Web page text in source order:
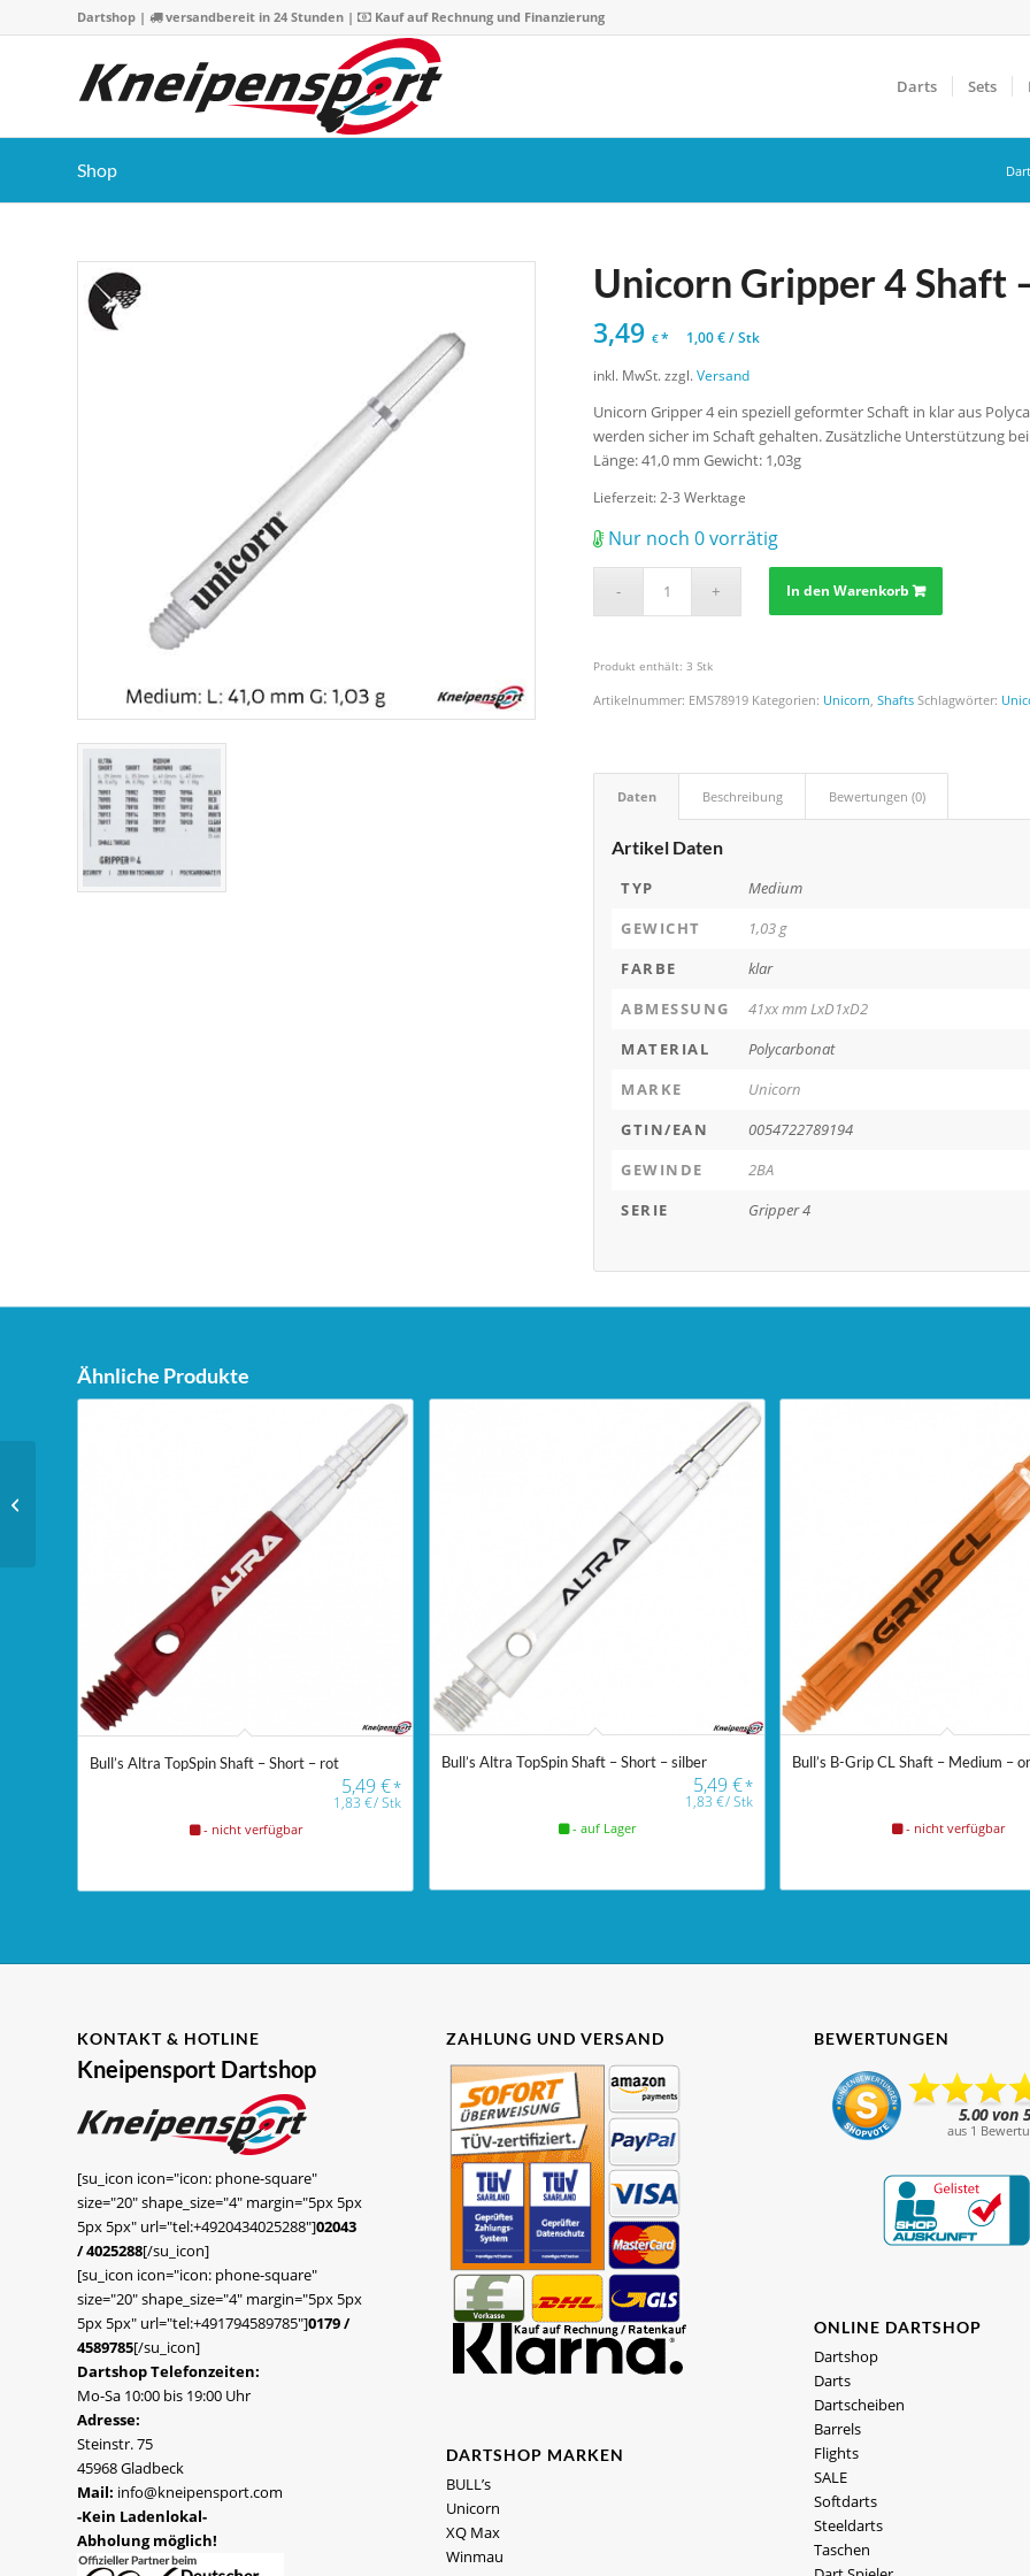
Dartshop | versandbereit in 24 Stunden | Kauf auf Rechnung und Finanzierung
Darts Sets
Shop
Unicorn Gripper 4 Shaft
3,49€* 1,00€/Stk
inkl. MwSt. zzgl.Versand
Unicorn Gripper 4 ein speziell geformter Schaft in klar aus
werden sicher im Schaft gehalten. Zusätzliche Unterstützung
Länge: 41,0 mm Gewicht: 1,03g
Lieferzeit: 2-3 Werktage
Nur noch 0 vorrätig
In den Warenkorb
Produkt enthält: 3Stk
Artikelnummer: EMS78919 Kategorien: Unicorn ,Shafts Schlagwörter:
Daten Beschreibung Bewertungen (0)
Artikel Daten
TYP
Medium
GEWICHT
1,03 g
FARBE
klar
ABMESSUNG
41xx mm LxD1xD2
MATERIAL
Polycarbonat
MARKE
Unicorn
GTIN/EAN
0054722789194
GEWINDE
2BA
SERIE
Gripper 4
Ähnliche Produkte
Bull’s Altra TopSpin Shaft – Short – rot
5,49€*
1,83€/Stk
- nicht verfügbar
Bull’s Altra TopSpin Shaft – Short – silber
5,49 €*
1,83 €/Stk
- auf Lager
Bull’s B-Grip CL Shaft – Medium –
- nicht verfügbar
KONTAKT & HOTLINE
Kneipensport Dartshop
[su_icon icon="icon: phone-square"
size="20" shape_size="4" margin="5px 5px
5px 5px" url="tel:+4920434025288"]02043
/ 4025288[/su_icon]
[su_icon icon="icon: phone-square"
size="20" shape_size="4" margin="5px 5px
5px 5px" url="tel:+491794589785"]0179 /
4589785[/su_icon]
Dartshop Telefonzeiten:
Mo-Sa 10:00 bis 19:00 Uhr
Adresse:
Steinstr. 75
45968 Gladbeck
Mail: info@kneipensport.com
-Kein Ladenlokal-
Abholung möglich!
ZAHLUNG UND VERSAND
DARTSHOP MARKEN
BULL’s
Unicorn
XQ Max
Winmau
BEWERTUNGEN
ONLINE DARTSHOP
Dartshop
Darts
Dartscheiben
Barrels
Flights
SALE
Softdarts
Steeldarts
Taschen